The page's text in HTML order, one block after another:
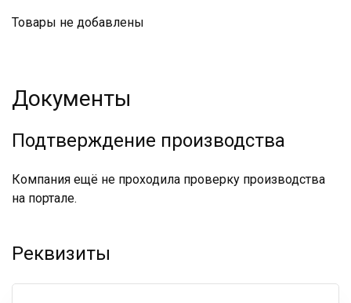
Товары не добавлены
Документы
Подтверждение производства
Компания ещё не проходила проверку производства
на портале.
Реквизиты